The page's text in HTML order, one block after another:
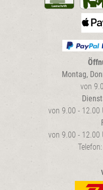
Montag,
von
von 9.00 - 12.00
von 9.00 - 12.00